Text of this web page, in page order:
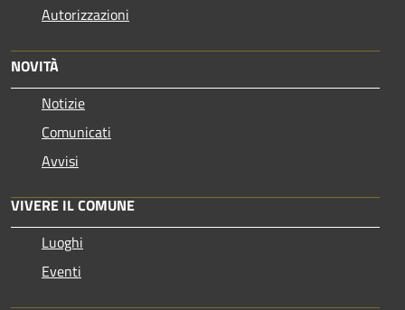
Autorizzazioni
NOVITÀ
Notizie
Comunicati
Avvisi
VIVERE IL COMUNE
Luoghi
Eventi